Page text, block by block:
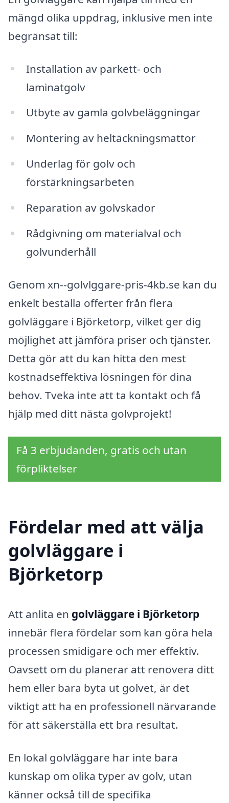
mängd olika uppdrag, inklusive men inte
begränsat till:
Installation av parkett- och
laminatgolv
Utbyte av gamla golvbeläggningar
Montering av heltäckningsmattor
Underlag för golv och
förstärkningsarbeten
Reparation av golvskador
Rådgivning om materialval och
golvunderhåll
Genom xn--golvlggare-pris-4kb.se kan du
enkelt beställa offerter från flera
golvläggare i Björketorp, vilket ger dig
möjlighet att jämföra priser och tjänster.
Detta gör att du kan hitta den mest
kostnadseffektiva lösningen för dina
behov. Tveka inte att ta kontakt och få
hjälp med ditt nästa golvprojekt!
Få 3 erbjudanden, gratis och utan
förpliktelser
Fördelar med att välja
golvläggare i
Björketorp
Att anlita en golvläggare i Björketorp
innebär flera fördelar som kan göra hela
processen smidigare och mer effektiv.
Oavsett om du planerar att renovera ditt
hem eller bara byta ut golvet, är det
viktigt att ha en professionell närvarande
för att säkerställa ett bra resultat.
En lokal golvläggare har inte bara
kunskap om olika typer av golv, utan
känner också till de specifika